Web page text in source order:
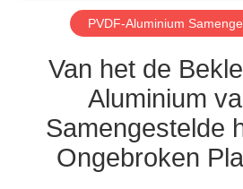
ONS
NIEUWS
GEVALLEN
PVDF-Aluminium
Van het de
Aluminium
Samengestelde
Ongebroken